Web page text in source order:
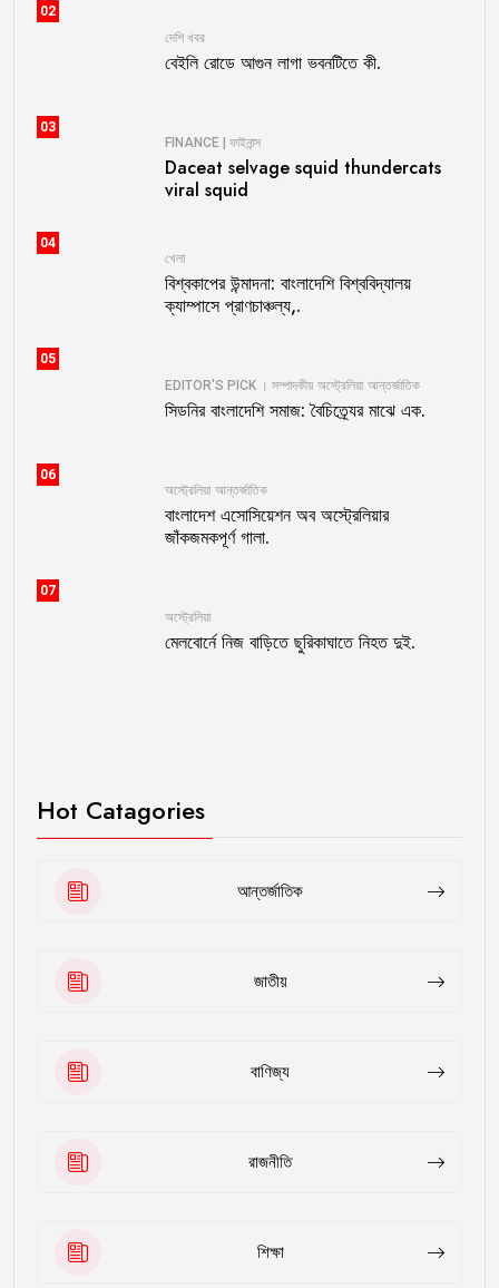
02
দেশি খবর
বেইলি রোডে আগুন লাগা ভবনটিতে কী.
03
FINANCE | ফাইনান্স
Daceat selvage squid thundercats
viral squid
04
খেলা
বিশ্বকাপের উন্মাদনা: বাংলাদেশি বিশ্ববিদ্যালয়
ক্যাম্পাসে প্রাণচাঞ্চল্য,.
05
EDITOR'S PICK । সম্পাদকীয় অস্ট্রেলিয়া আন্তর্জাতিক
সিডনির বাংলাদেশি সমাজ: বৈচিত্র্যের মাঝে এক.
06
অস্ট্রেলিয়া আন্তর্জাতিক
বাংলাদেশ এসোসিয়েশন অব অস্ট্রেলিয়ার
জাঁকজমকপূর্ণ গালা.
07
অস্ট্রেলিয়া
মেলবোর্নে নিজ বাড়িতে ছুরিকাঘাতে নিহত দুই.
Hot Catagories
আন্তর্জাতিক
জাতীয়
বাণিজ্য
রাজনীতি
শিক্ষা